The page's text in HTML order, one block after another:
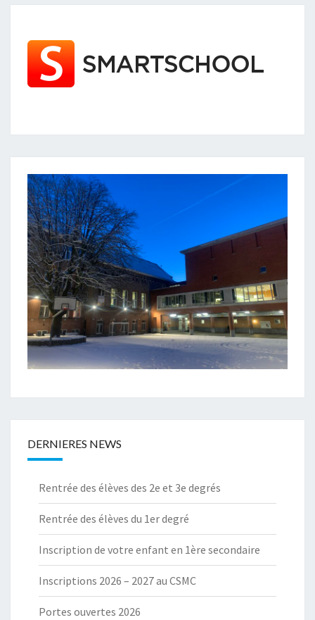
DERNIERES NEWS
Rentrée des élèves des 2e et 3e degrés
Rentrée des élèves du 1er degré
Inscription de votre enfant en 1ère secondaire
Inscriptions 2026 – 2027 au CSMC
Portes ouvertes 2026